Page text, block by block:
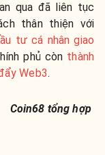
qua đã liên tục
thân thiện với
tư cá nhân giao
phủ còn thành
Web3.
Coin68 tổng hợp